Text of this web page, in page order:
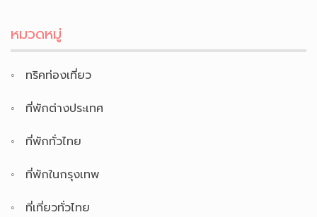
หมวดหมู่
ทริคท่องเที่ยว
ที่พักต่างประเทศ
ที่พักทั่วไทย
ที่พักในกรุงเทพ
ที่เที่ยวทั่วไทย